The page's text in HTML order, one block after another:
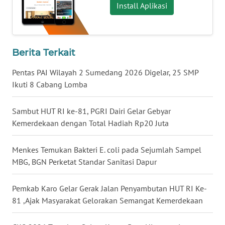
Install Aplikasi
Berita Terkait
Pentas PAI Wilayah 2 Sumedang 2026 Digelar, 25 SMP
Ikuti 8 Cabang Lomba
Sambut HUT RI ke-81, PGRI Dairi Gelar Gebyar
Kemerdekaan dengan Total Hadiah Rp20 Juta
Menkes Temukan Bakteri E. coli pada Sejumlah Sampel
MBG, BGN Perketat Standar Sanitasi Dapur
Pemkab Karo Gelar Gerak Jalan Penyambutan HUT RI Ke-
81 ,Ajak Masyarakat Gelorakan Semangat Kemerdekaan
WN
JATENG
NUSANTARA
WN
JOGJA
WN
JATIM
WN
BALI
WN